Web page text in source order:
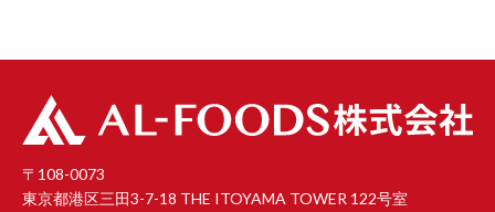
〒108-0073
東京都港区三田3-7-18 THE ITOYAMA TOWER 122号室